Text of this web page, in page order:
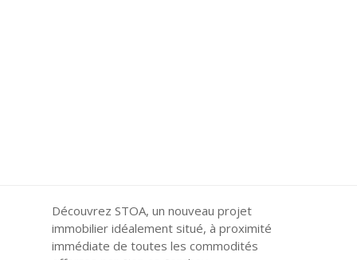
Découvrez STOA, un nouveau projet
immobilier idéalement situé, à proximité
immédiate de toutes les commodités